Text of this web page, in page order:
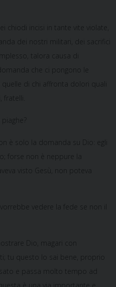
chiodi incisi in tante vite violate,
dei nostri militari, dei sacrifici
talora causa di
che ci pongono le
di chi affronta dolori quali
è solo la domanda su Dio: egli
forse non è neppure la
visto Gesù, non poteva
vedere la fede se non il
Dio, magari con
tu questo lo sai bene, proprio
e passa molto tempo ad